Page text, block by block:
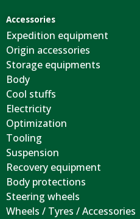
Accessories
Expedition equipment
Origin accessories
Storage equipments
Body
Cool stuffs
Electricity
Optimization
Tooling
Suspension
Recovery equipment
Body protections
Steering wheels
Wheels / Tyres / Accessories